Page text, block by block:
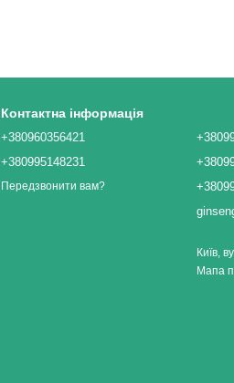
Контактна інформація
+380960356421
+380995148231
Передзвонити вам?
Київ,
Мапа